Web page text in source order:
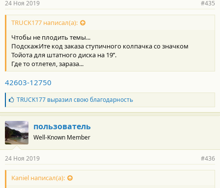
24 Ноя 2019 #435
TRUCK177 написал(а):
Чтобы не плодить темы...
ПодскажИте код заказа ступичного колпачка со значком
Тойота для штатного диска на 19’’.
Где то отлетел, зараза...
42603-12750
Б
л
а
г
о
д
а
н
о
с
TRUCK177выразил свою благодарность
пользователь
Well-Known Member
24 Ноя 2019 #436
Kaniel написал(а):